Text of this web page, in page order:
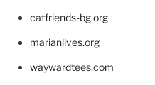
catfriends-bg.org
marianlives.org
waywardtees.com